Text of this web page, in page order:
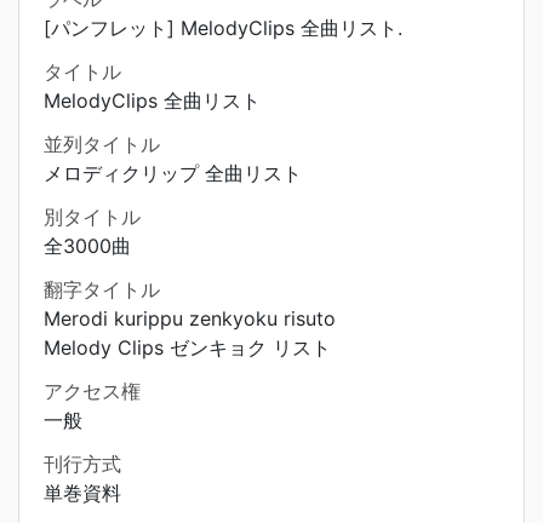
[パンフレット] MelodyClips 全曲リスト.
タイトル
MelodyClips 全曲リスト
並列タイトル
メロディクリップ 全曲リスト
別タイトル
全3000曲
翻字タイトル
Merodi kurippu zenkyoku risuto
Melody Clips ゼンキョク リスト
アクセス権
一般
刊行方式
単巻資料